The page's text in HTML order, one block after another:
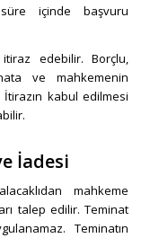
içinde başvuru
edebilir. Borçlu,
ve mahkemenin
kabul edilmesi
İadesi
mahkeme
talep edilir. Teminat
Teminatın